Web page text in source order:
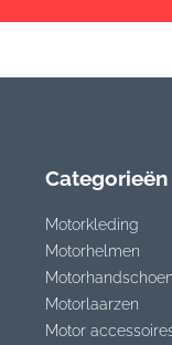
Categorieën
Motorkleding
Motorhelmen
Motorlaarzen
Motor